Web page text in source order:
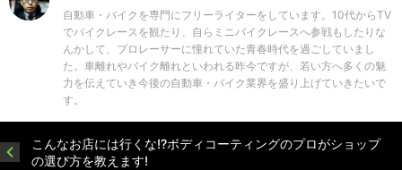
自動車・バイクを専門にフリーライターをしています。10代からTV
でバイクレースを観たり、自らミニバイクレースへ参戦もしたりな
んかして、プロレーサーに憧れていた青春時代を過ごしていまし
た。車離れやバイク離れといわれる昨今ですが、若い方へ多くの魅
力を伝えていき今後の自動車・バイク業界を盛り上げていきたいで
す。
こんなお店には行くな!?ボディコーティングのプロがショップ
の選び方を教えます!